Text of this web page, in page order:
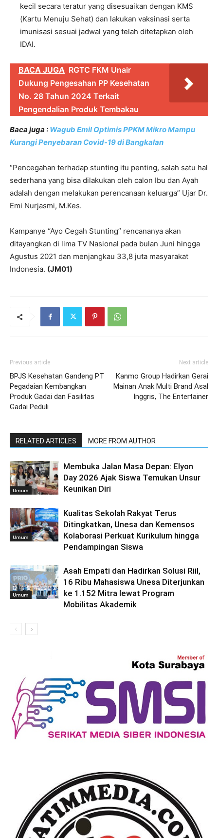
kecil secara teratur yang disesuaikan dengan KMS
(Kartu Menuju Sehat) dan lakukan vaksinasi serta
imunisasi sesuai jadwal yang telah ditetapkan oleh
IDAI.
BACA JUGA RGTC FKM Unair
Dukung Pengesahan PP Kesehatan
No. 28 Tahun 2024 Terkait
Pengendalian Produk Tembakau
Baca juga : Wagub Emil Optimis PPKM Mikro Mampu
Kurangi Penyebaran Covid-19 di Bangkalan
“Pencegahan terhadap stunting itu penting, salah satu hal
sederhana yang bisa dilakukan oleh calon Ibu dan Ayah
adalah dengan melakukan perencanaan keluarga” Ujar Dr.
Emi Nurjasmi, M.Kes.
Kampanye “Ayo Cegah Stunting” rencananya akan
ditayangkan di lima TV Nasional pada bulan Juni hingga
Agustus 2021 dan menjangkau 33,8 juta masyarakat
Indonesia. (JM01)
Previous article
BPJS Kesehatan Gandeng PT
Pegadaian Kembangkan
Produk Gadai dan Fasilitas
Gadai Peduli
Next article
Kanmo Group Hadirkan Gerai
Mainan Anak Multi Brand Asal
Inggris, The Entertainer
RELATED ARTICLES MORE FROM AUTHOR
Umum
Membuka Jalan Masa Depan: Elyon
Day 2026 Ajak Siswa Temukan Unsur
Keunikan Diri
Umum
Kualitas Sekolah Rakyat Terus
Ditingkatkan, Unesa dan Kemensos
Kolaborasi Perkuat Kurikulum hingga
Pendampingan Siswa
Umum
Asah Empati dan Hadirkan Solusi Riil,
16 Ribu Mahasiswa Unesa Diterjunkan
ke 1.152 Mitra lewat Program
Mobilitas Akademik